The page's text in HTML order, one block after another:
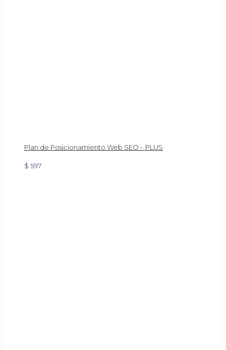
Plan de Posicionamiento Web SEO – PLUS
$ 597